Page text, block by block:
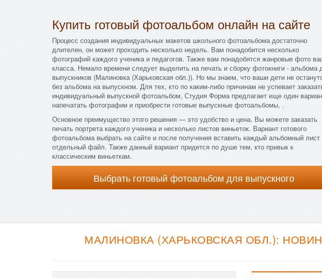
Купить готовый фотоальбом онлайн на сайте
Процесс создания индивидуальных макетов школьного фотоальбома достаточно
длителен, он может проходить несколько недель. Вам понадобится несколько
фотографий каждого ученика и педагогов. Также вам понадобятся жанровые фото
класса. Немало времени следует выделить на печать и сборку фотокниги - альбома
выпускников (Малиновка (Харьковская обл.)). Но мы знаем, что ваши дети не
без альбома на выпускном. Для тех, кто по каким-либо причинам не успевает
индивидуальный выпускной фотоальбом, Студия Форма предлагает еще один
напечатать фотографии и приобрести готовые выпускные фотоальбомы, .
Основное преимущество этого решения — это удобство и цена. Вы можете заказать
печать портрета каждого ученика и несколько листов виньеток. Вариант готового
фотоальбома выбрать на сайте и после получения вставить каждый альбомный лист
отдельный файл. Также данный вариант придется по душе тем, кто привык к
классическим виньеткам.
Выбрать готовый фотоальбом для выпускного
МАЛИНОВКА (ХАРЬКОВСКАЯ ОБЛ.):